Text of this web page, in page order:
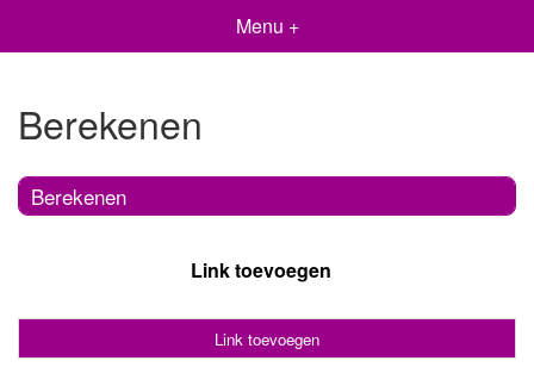
Menu +
Berekenen
Berekenen
Link toevoegen
Link toevoegen